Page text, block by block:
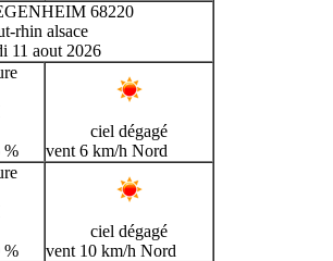
68220
rhin alsace
11 aout 2026
%
ciel dégagé
vent 6 km/h Nord
%
ciel dégagé
vent 10 km/h Nord